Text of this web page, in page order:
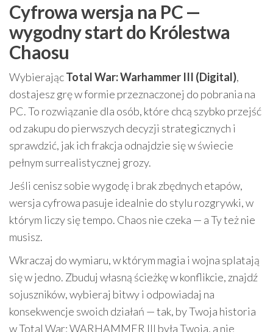
Cyfrowa wersja na PC —
wygodny start do Królestwa
Chaosu
WybierającTotal War: Warhammer III (Digital),
dostajesz grę w formie przeznaczonej do pobrania na
PC. To rozwiązanie dla osób, które chcą szybko przejść
od zakupu do pierwszych decyzji strategicznych i
sprawdzić, jak ich frakcja odnajdzie się w świecie
pełnym surrealistycznej grozy.
Jeśli cenisz sobie wygodę i brak zbędnych etapów,
wersja cyfrowa pasuje idealnie do stylu rozgrywki, w
którym liczy się tempo. Chaos nie czeka — a Ty też nie
musisz.
Wkraczaj do wymiaru, w którym magia i wojna splatają
się w jedno. Zbuduj własną ścieżkę w konflikcie, znajdź
sojuszników, wybieraj bitwy i odpowiadaj na
konsekwencje swoich działań — tak, by Twoja historia
w Total War: WARHAMMER III była Twoja, a nie